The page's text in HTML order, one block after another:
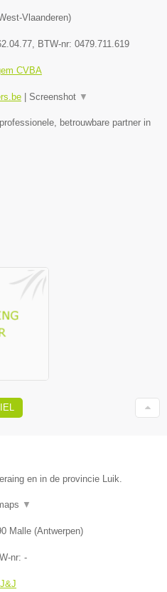
Vlaanderen)
, BTW-nr: 0479.711.619
CVBA
Screenshot ▼
betrouwbare partner in
en in de provincie Luik.
▼
Malle (Antwerpen)
nr: -